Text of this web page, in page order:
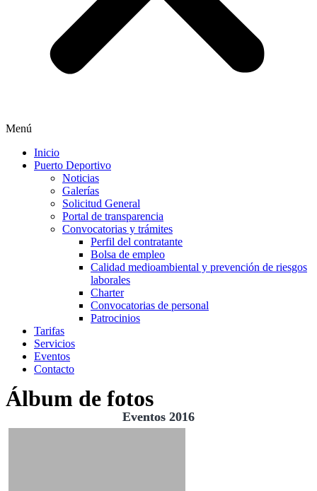
Menú
Inicio
Puerto Deportivo
Noticias
Galerías
Solicitud General
Portal de transparencia
Convocatorias y trámites
Perfil del contratante
Bolsa de empleo
Calidad medioambiental y prevención de riesgos
laborales
Charter
Convocatorias de personal
Patrocinios
Tarifas
Servicios
Eventos
Contacto
Álbum de fotos
Eventos 2016